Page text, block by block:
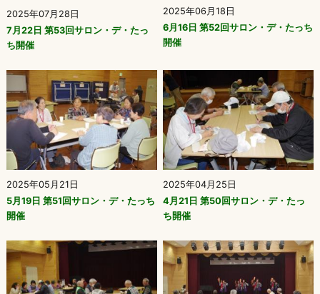
2025年07月28日
7月22日 第53回サロン・デ・たっ
ち開催
2025年06月18日
6月16日 第52回サロン・デ・たっち
開催
2025年05月21日
5月19日 第51回サロン・デ・たっち
開催
2025年04月25日
4月21日 第50回サロン・デ・たっ
ち開催